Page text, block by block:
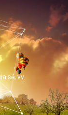
sẻ, vv.